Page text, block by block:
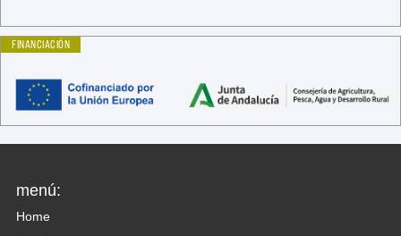
FINANCIACIÓN
menú:
Home